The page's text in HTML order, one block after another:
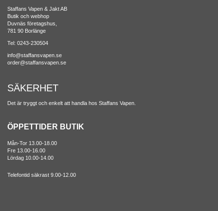
Staffans Vapen & Jakt AB
Butik och webhop
Duvnäs företagshus,
781 90 Borlänge
Tel: 0243-230504
info@staffansvapen.se
order@staffansvapen.se
SÄKERHET
Det är tryggt och enkelt att handla hos Staffans Vapen.
ÖPPETTIDER BUTIK
Mån-Tor 13.00-18.00
Fre 13.00-16.00
Lördag 10.00-14.00
Telefontid säkrast 9.00-12.00